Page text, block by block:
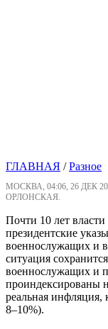
ГЛАВНАЯ /Разное
МОСКВА, 04:06, 26 ДЕК
ОРЛОНСКАЯ.
Почти 10 лет
президентские
военнослужащих и
ситуация
военнослужащих и
проиндексированы
реальная инфляция,
8–10%).